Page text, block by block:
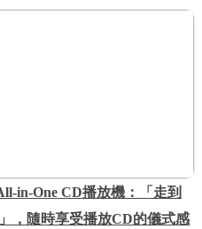
in-One CD播放機：「走到
，隨時享受播放CD的儀式感